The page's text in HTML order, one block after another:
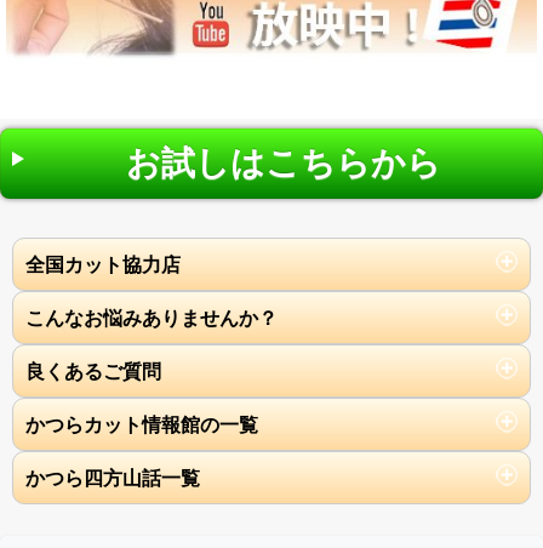
お試しはこちらから
全国カット協力店
こんなお悩みありませんか？
良くあるご質問
かつらカット情報館の一覧
かつら四方山話一覧